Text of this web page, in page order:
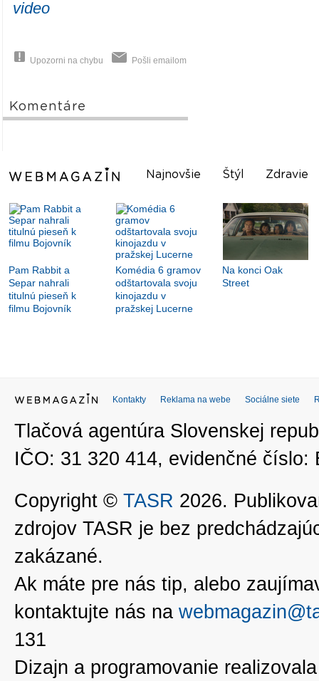
video
Upozorni na chybu Pošli emailom
Komentáre
Najnovšie Štýl Zdravie
Pam Rabbit a
Separ nahrali
titulnú pieseň k
filmu Bojovník
Komédia 6 gramov
odštartovala svoju
kinojazdu v
pražskej Lucerne
Na konci Oak
Street
Kontakty Reklama na webe Sociálne siete
Tlačová agentúra Slovenskej
IČO: 31 320 414, evidenčné číslo:
Copyright © TASR 2026.
zdrojov TASR je bez
zakázané.
Ak máte pre nás tip, alebo
kontaktujte nás na
131
Dizajn a programovanie